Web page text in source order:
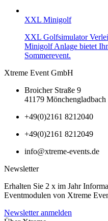
XXL Minigolf
XXL Golfsimulator
Minigolf Anlage bietet
Sommerevent.
Xtreme Event GmbH
Broicher Straße 9
41179 Mönchengladbach
+49(0)2161 8212040
+49(0)2161 8212049
info@xtreme-events.de
Newsletter
Erhalten Sie 2 x im Jahr
Eventmodulen von Xtreme
Newsletter anmelden